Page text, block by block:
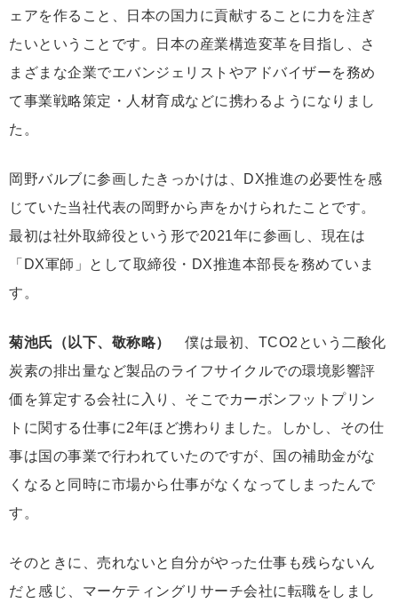
ェアを作ること、日本の国力に貢献することに力を注ぎ
たいということです。日本の産業構造変革を目指し、さ
まざまな企業でエバンジェリストやアドバイザーを務め
て事業戦略策定・人材育成などに携わるようになりまし
た。
岡野バルブに参画したきっかけは、DX推進の必要性を感
じていた当社代表の岡野から声をかけられたことです。
最初は社外取締役という形で2021年に参画し、現在は
「DX軍師」として取締役・DX推進本部長を務めていま
す。
菊池氏（以下、敬称略）
僕は最初、TCO2という二酸化
炭素の排出量など製品のライフサイクルでの環境影響評
価を算定する会社に入り、そこでカーボンフットプリン
トに関する仕事に2年ほど携わりました。しかし、その仕
事は国の事業で行われていたのですが、国の補助金がな
くなると同時に市場から仕事がなくなってしまったんで
す。
そのときに、売れないと自分がやった仕事も残らないん
だと感じ、マーケティングリサーチ会社に転職をしまし